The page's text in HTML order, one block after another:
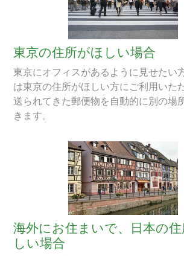
東京の住所がほしい場合
東京にオフィスがあるように見せたい
は東京の住所がほしい方にご利用いた
送られてきた郵便物を自動的に別の場
きます。
海外にお住まいで、日本の
しい場合